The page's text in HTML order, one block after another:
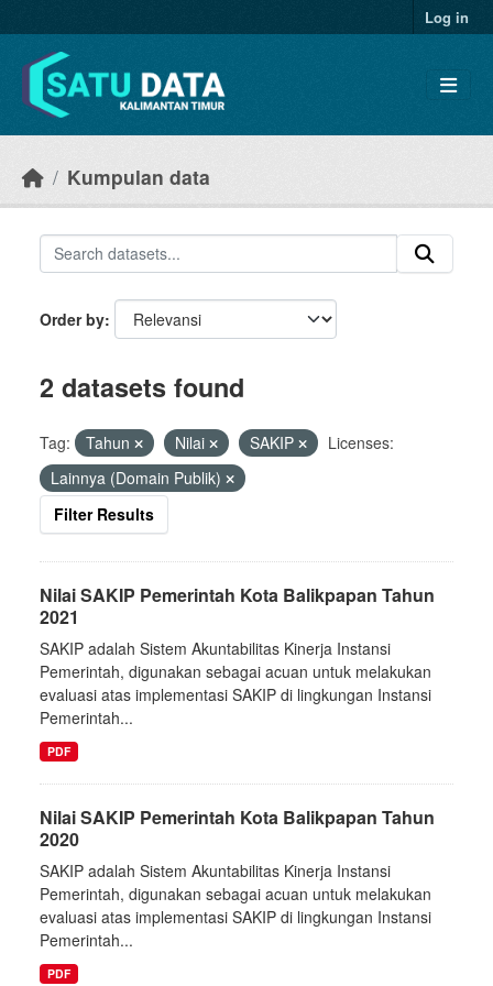
Log in
Kumpulan data
Order by
2 datasets found
Tag: Tahun Nilai SAKIP
Licenses:
Lainnya (Domain Publik)
Filter Results
Nilai SAKIP Pemerintah Kota Balikpapan Tahun
2021
SAKIP adalah Sistem Akuntabilitas Kinerja Instansi
Pemerintah, digunakan sebagai acuan untuk melakukan
evaluasi atas implementasi SAKIP di lingkungan Instansi
Pemerintah...
PDF
Nilai SAKIP Pemerintah Kota Balikpapan Tahun
2020
SAKIP adalah Sistem Akuntabilitas Kinerja Instansi
Pemerintah, digunakan sebagai acuan untuk melakukan
evaluasi atas implementasi SAKIP di lingkungan Instansi
Pemerintah...
PDF